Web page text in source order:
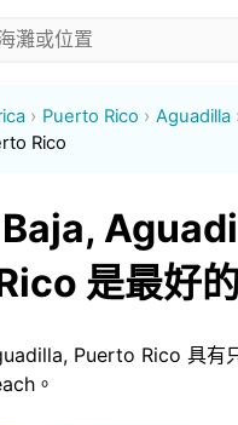
Puerto Rico Aguadilla
Rico
是最好
Puerto Rico 具有
。